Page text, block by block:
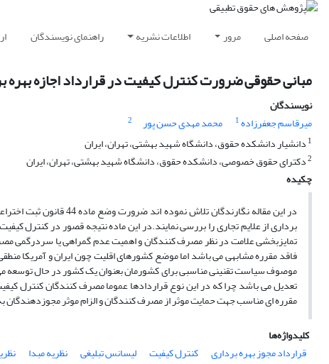
صفحه اصلی مرور اطلاعات نشریه راهنمای نویسندگان
مبانی حقوقی ضرورت کنترل کیفیت در قرارداد اجازه بهره
نویسندگان
میرقاسم جعفرزاده1 محمد مهدی حسن پور
2
1 دانشیار دانشکده حقوق، دانشگاه شهید بهشتی، تهران، ایران
2دکترای حقوق خصوصی، دانشکده حقوق، دانشگاه شهید بهشتی، تهران، ایران
چکیده
برداری از علایم تجاری را بررسی نمایند.در این ماده نتیجه قصور در کنترل
تمایزبخشی علامت در نظر مصرف کنندگان و اهمیت عدم گمراهی یا سردرگمی
موصوف سیاست تقنینی مناسبی برای کشورمان بعنوان یک کشور در حال توسعه می
تعدیل می باشد چرا که در این نوع قراردادها عموما مصرف کنندگان کنترل
مقرره ای مناسب جهت حمایت موثر از مصرف کنندگان و الزام موثر مجوزدهندگان
کلیدواژه‌ها
قرارداد مجوز بهره برداری
کنترل کیفیت لیسانس تبلیغی نظریه مبدا